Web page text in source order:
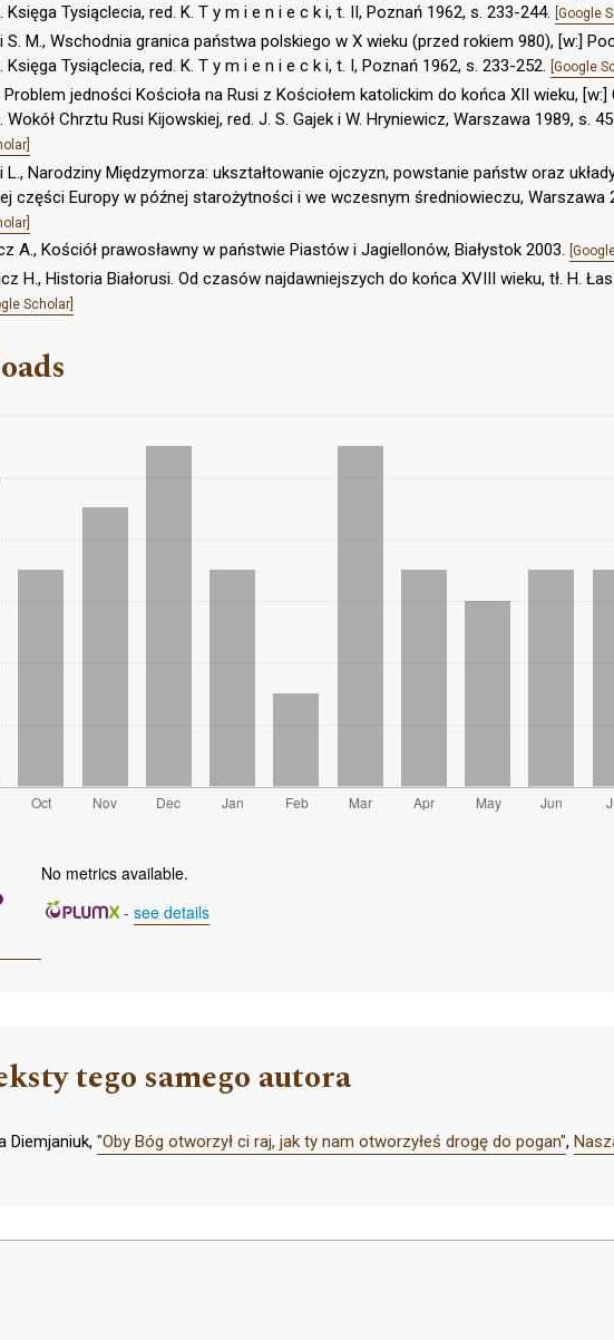
Księga Tysiąclecia, red. K. T y m i e n i e c k i, t. II, Poznań 1962, s. 233-244. [Google
S. M., Wschodnia granica państwa polskiego w X wieku (przed rokiem 980), [w:]
Księga Tysiąclecia, red. K. T y m i e n i e c k i, t. I, Poznań 1962, s. 233-252. [Google
Problem jedności Kościoła na Rusi z Kościołem katolickim do końca XII wieku, [w:]
Wokół Chrztu Rusi Kijowskiej, red. J. S. Gajek i W. Hryniewicz, Warszawa 1989, s.
L., Narodziny Międzymorza: ukształtowanie ojczyzn, powstanie państw oraz
części Europy w późnej starożytności i we wczesnym średniowieczu, Warszawa
A., Kościół prawosławny w państwie Piastów i Jagiellonów, Białystok 2003.
H., Historia Białorusi. Od czasów najdawniejszych do końca XVIII wieku, tł. H.
Scholar]
No metrics available.
- see details
tego samego autora
Diemjaniuk, "Oby Bóg otworzył ci raj, jak ty nam otworzyłeś drogę do pogan",